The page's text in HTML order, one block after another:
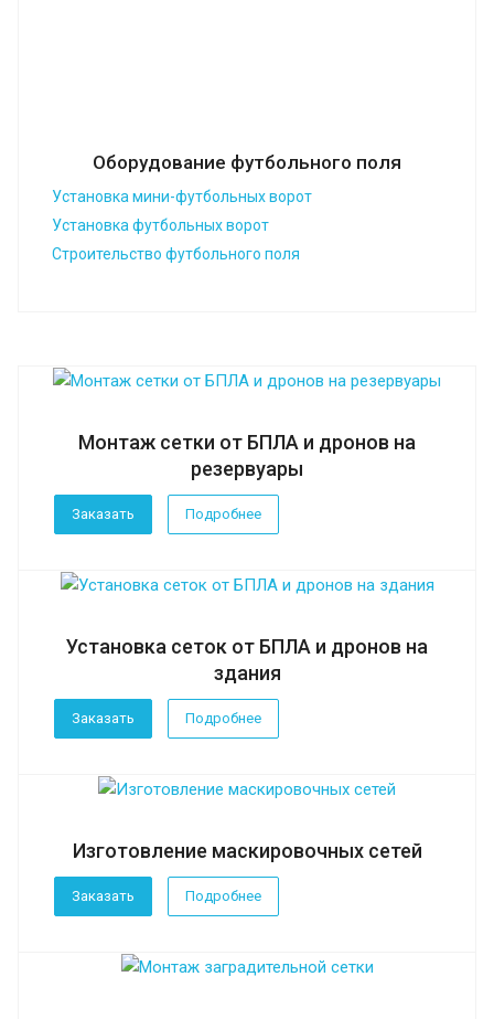
Оборудование футбольного поля
Установка мини-футбольных ворот
Установка футбольных ворот
Строительство футбольного поля
Монтаж сетки от БПЛА и дронов на
резервуары
Заказать Подробнее
Установка сеток от БПЛА и дронов на
здания
Заказать Подробнее
Изготовление маскировочных сетей
Заказать Подробнее